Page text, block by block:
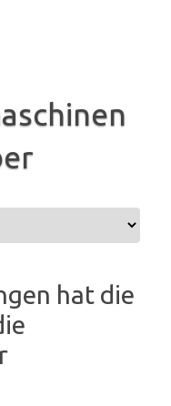
hat die